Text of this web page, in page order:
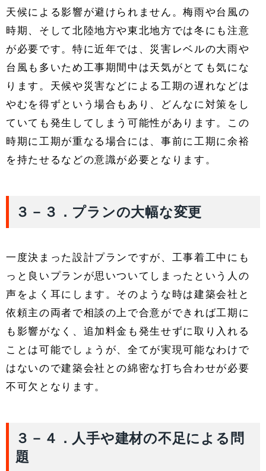
天候による影響が避けられません。梅雨や台風の
時期、そして北陸地方や東北地方では冬にも注意
が必要です。特に近年では、災害レベルの大雨や
台風も多いため工事期間中は天気がとても気にな
ります。天候や災害などによる工期の遅れなどは
やむを得ずという場合もあり、どんなに対策をし
ていても発生してしまう可能性があります。この
時期に工期が重なる場合には、事前に工期に余裕
を持たせるなどの意識が必要となります。
３－３．プランの大幅な変更
一度決まった設計プランですが、工事着工中にも
っと良いプランが思いついてしまったという人の
声をよく耳にします。そのような時は建築会社と
依頼主の両者で相談の上で合意ができれば工期に
も影響がなく、追加料金も発生せずに取り入れる
ことは可能でしょうが、全てが実現可能なわけで
はないので建築会社との綿密な打ち合わせが必要
不可欠となります。
３－４．人手や建材の不足による問
題